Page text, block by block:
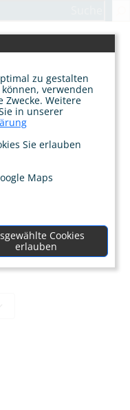
MIT DEINER
zu gestalten
verwenden
Zwecke. Weitere
in unserer
Sie erlauben
Maps
Cookies
erlauben